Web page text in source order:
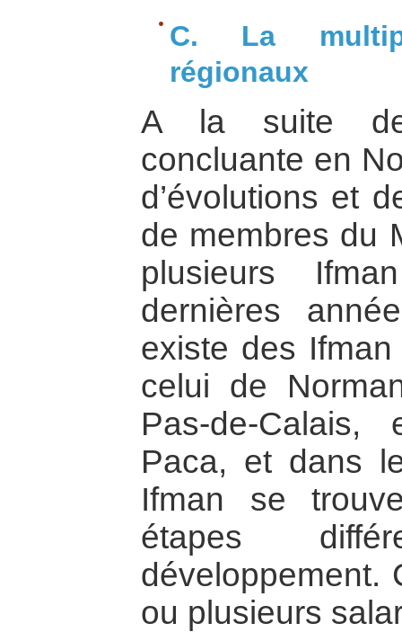
C. La
régionaux
A la suite de
concluante en
d’évolutions et
de membres du
plusieurs
dernières
existe des
celui de
Pas-de-
Paca, et dans
Ifman se
étapes
développement.
ou plusieurs